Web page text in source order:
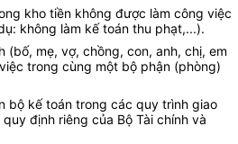
kho tiền không được làm công việc
không làm kế toán thu phạt,...).
(bố, mẹ, vợ, chồng, con, anh, chị, em
trong cùng một bộ phận (phòng)
bộ kế toán trong các quy trình giao
định riêng của Bộ Tài chính và